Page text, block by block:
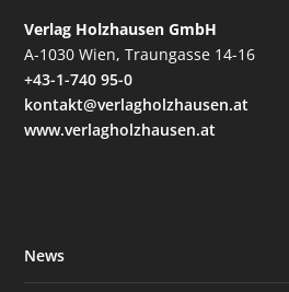
Verlag Holzhausen GmbH
A-1030 Wien, Traungasse 14-16
+43-1-740 95-0
kontakt@verlagholzhausen.at
www.verlagholzhausen.at
News